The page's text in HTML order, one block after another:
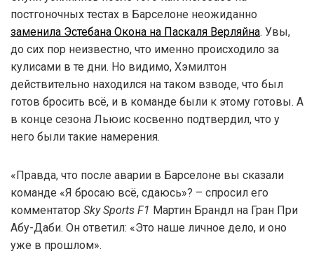
постгоночных тестах в Барселоне неожиданно
заменила Эстебана Окона на Паскаля Верляйна. Увы,
до сих пор неизвестно, что именно происходило за
кулисами в те дни. Но видимо, Хэмилтон
действительно находился на таком взводе, что был
готов бросить всё, и в команде были к этому готовы. А
в конце сезона Льюис косвенно подтвердил, что у
него были такие намерения.
«Правда, что после аварии в Барселоне вы сказали
команде «Я бросаю всё, сдаюсь»? – спросил его
комментатор Sky Sports F1 Мартин Брандл на Гран При
Абу-Даби. Он ответил: «Это наше личное дело, и оно
уже в прошлом».